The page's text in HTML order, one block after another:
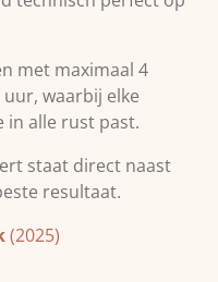
met maximaal 4
waarbij elke
in alle rust past.
staat direct naast
resultaat.
(2025)